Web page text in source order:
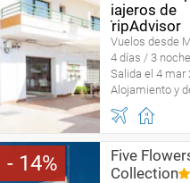
Vuelos desde
4 días / 3
Salida el 4 mar
Alojamiento y
14
Five
Collection